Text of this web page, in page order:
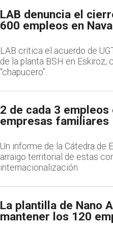
LAB denuncia el
600 empleos en
LAB critica el acuerdo de
de la planta BSH en
“chapucero”.
2 de cada 3
empresas familiares
Un informe de la Cátedra de
arraigo territorial de estas
internacionalización
La plantilla de Nano
mantener los 120